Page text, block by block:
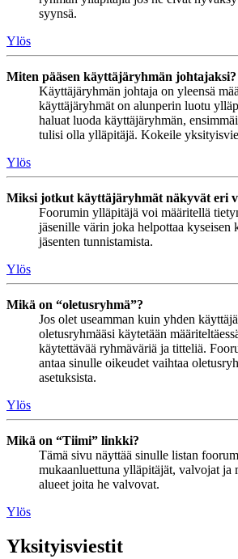
syynsä.
Ylös
Miten pääsen käyttäjäryhmän johtajaksi?
Käyttäjäryhmän johtaja on yleensä
käyttäjäryhmät on alunperin luotu
haluat luoda käyttäjäryhmän,
tulisi olla ylläpitäjä. Kokeile
Ylös
Miksi jotkut käyttäjäryhmät näkyvät eri
Foorumin ylläpitäjä voi määritellä
jäsenille värin joka helpottaa kyseisen
jäsenten tunnistamista.
Ylös
Mikä on “oletusryhmä”?
Jos olet useamman kuin yhden
oletusryhmääsi käytetään
käytettävää ryhmäväriä ja titteliä.
antaa sinulle oikeudet vaihtaa
asetuksista.
Ylös
Mikä on “Tiimi” linkki?
Tämä sivu näyttää sinulle listan
mukaanluettuna ylläpitäjät, valvojat ja
alueet joita he valvovat.
Ylös
Yksityisviestit